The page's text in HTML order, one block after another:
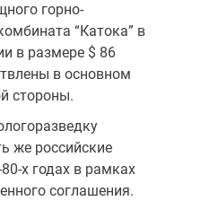
горно-
“Катока” в
в размере $ 86
в основном
стороны.
же российские
х годах в рамках
соглашения.